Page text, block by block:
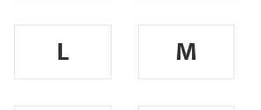
L
M